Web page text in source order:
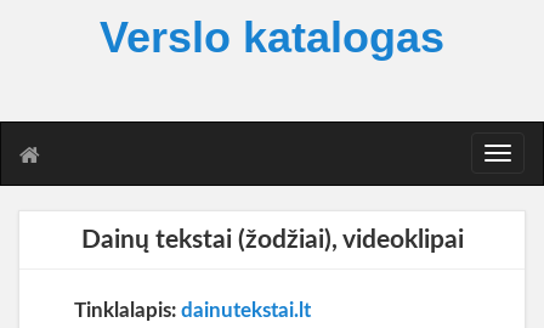
Verslo katalogas
T
o
Dainų tekstai (žodžiai), videoklipai
Tinklalapis: dainutekstai.lt